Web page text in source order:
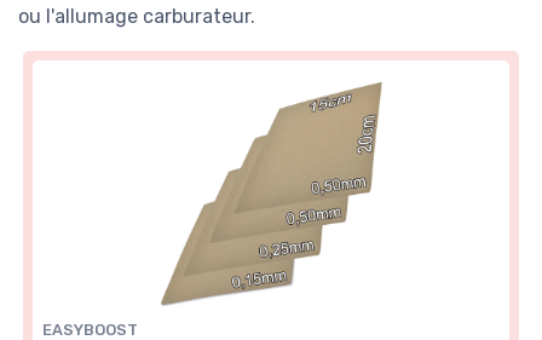
ou l'allumage carburateur.
EASYBOOST